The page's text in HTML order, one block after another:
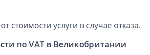
Островах
стоимости услуги в случае отказа.
по VAT в Великобритании